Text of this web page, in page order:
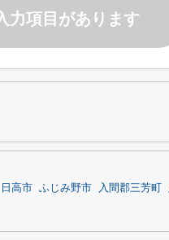
力項目があります
日高市 ふじみ野市 入間郡三芳町